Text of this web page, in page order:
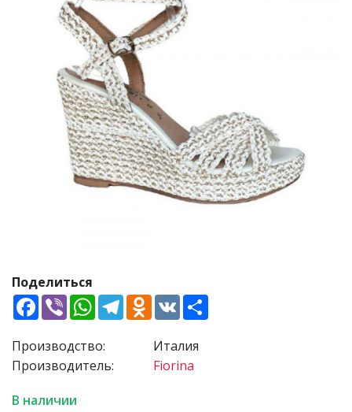
Поделиться
Facebook
ViberWhatsApp
TelegramOdnoklassniki
VK
Производство:
Производитель:
Италия
Fiorina
В наличии